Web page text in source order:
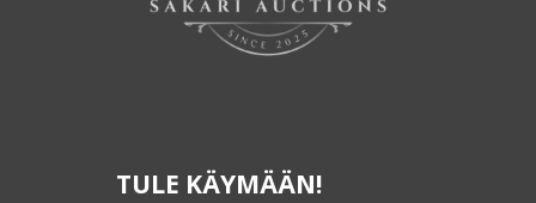
TULE KÄYMÄÄN!